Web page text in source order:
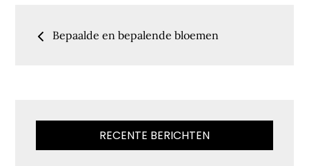
Bericht
navigatie
Bepaalde en bepalende bloemen
RECENTE BERICHTEN